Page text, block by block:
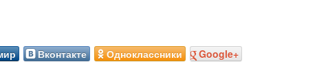
Вконтакте Одноклассники Google+